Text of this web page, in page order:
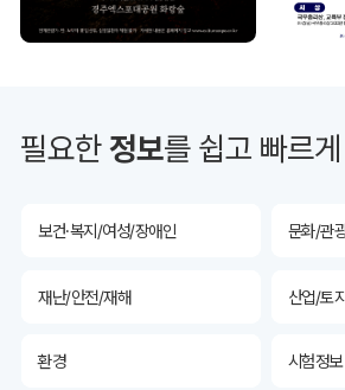
필요한정보를 쉽고 빠르
투자유치 공공데
산림 해양/수산
보건·복지/여성/장애인 문화/관
재난/안전/재해 산업/토
환경 시험정보